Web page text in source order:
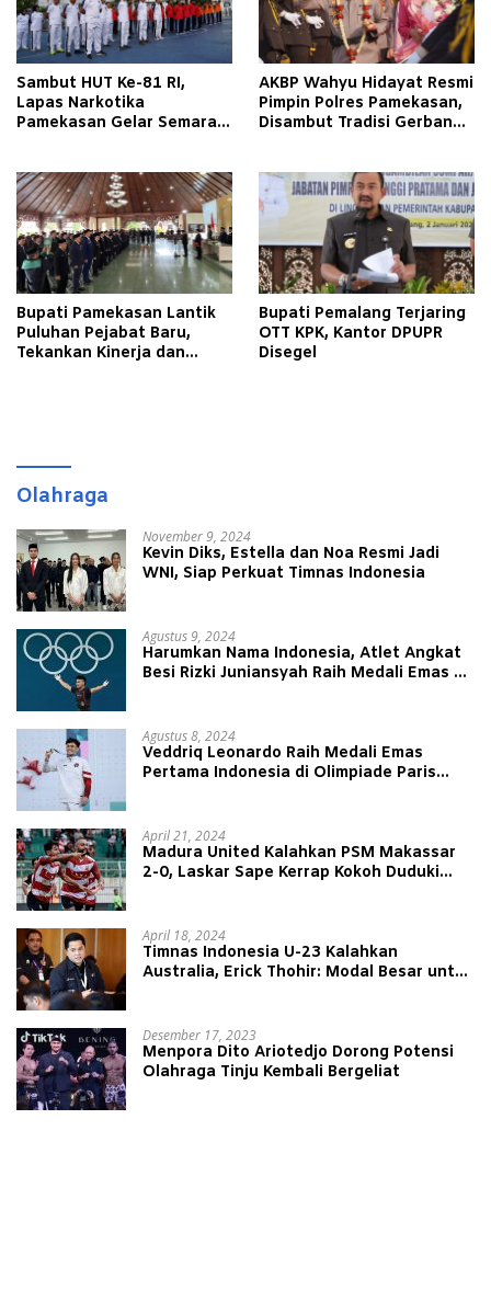
Sambut HUT Ke-81 RI,
Lapas Narkotika
Pamekasan Gelar Semarak
AKBP Wahyu Hidayat Resmi
Pimpin Polres Pamekasan,
Disambut Tradisi Gerbang
Bupati Pamekasan Lantik
Puluhan Pejabat Baru,
Tekankan Kinerja dan
Bupati Pemalang Terjaring
OTT KPK, Kantor DPUPR
Disegel
Olahraga
November 9, 2024
Kevin Diks, Estella dan Noa Resmi Jadi
WNI, Siap Perkuat Timnas Indonesia
Agustus 9, 2024
Harumkan Nama Indonesia, Atlet Angkat
Besi Rizki Juniansyah Raih Medali Emas di
Agustus 8, 2024
Veddriq Leonardo Raih Medali Emas
Pertama Indonesia di Olimpiade Paris
April 21, 2024
Madura United Kalahkan PSM Makassar
2-0, Laskar Sape Kerrap Kokoh Duduki
April 18, 2024
Timnas Indonesia U-23 Kalahkan
Australia, Erick Thohir: Modal Besar untuk
Desember 17, 2023
Menpora Dito Ariotedjo Dorong Potensi
Olahraga Tinju Kembali Bergeliat